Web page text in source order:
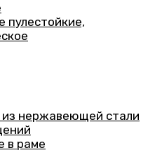
нержавеющей стали
в раме